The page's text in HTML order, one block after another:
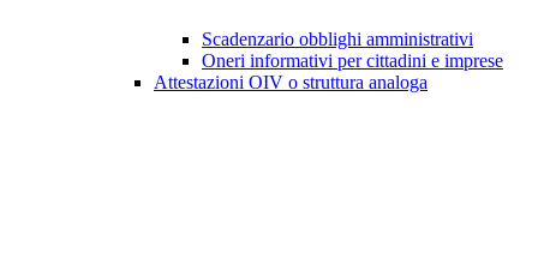
Scadenzario obblighi amministrativi
Oneri informativi per cittadini e imprese
Attestazioni OIV o struttura analoga